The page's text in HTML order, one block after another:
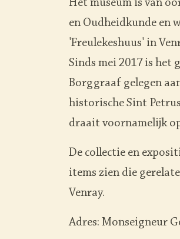
Het museum is van
en Oudheidkunde en
'Freulekeshuus' in
Sinds mei 2017 is het
Borggraaf gelegen
historische Sint
draait voornamelijk
De collectie en
items zien die
Venray.
Adres: Monseigneur